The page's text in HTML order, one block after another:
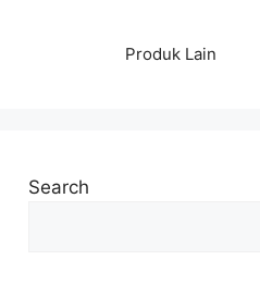
Produk Lain
Search